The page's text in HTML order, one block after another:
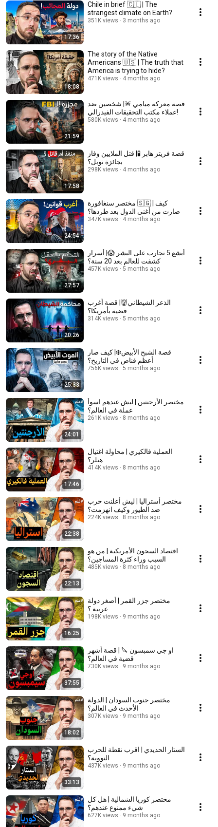
17:36
Chile in brief 🇨🇱 | The
strangest climate on Earth?
351K views 3 months ago
18:08
The story of the Native
Americans 🇺🇸 | The truth that
America is trying to hide?
471K views 4 months ago
21:59
قصة معركة ميامي 🚨| شخصين ضد
عملاء مكتب التحقيقات الفيدرالي!
580K views 4 months ago
17:58
قصة فريتز هابر 🧪| قتل الملايين وفاز
بجائزة نوبل؟
298K views 4 months ago
24:54
مختصر سنغافورة 🇸🇬 | كيف
صارت من أغنى الدول بعد طردها؟
347K views 4 months ago
27:57
أبشع 5 تجارب على البشر 😱| أسرار
كشفت للعالم بعد 20 سنة؟
457K views 5 months ago
20:26
الذعر الشيطاني👹| قصة أغرب
قضية بأمريكا؟
314K views 5 months ago
25:33
قصة الشبح الأبيض❄️| كيف صار
أعظم قناص في التاريخ؟
756K views 5 months ago
24:01
مختصر الأرجنتين | ليش عندهم اسوأ
عملة في العالم؟
261K views 8 months ago
17:46
العملية فالكيري | محاولة اغتيال
هتلر؟
414K views 8 months ago
22:38
مختصر أستراليا | ليش أعلنت حرب
ضد الطيور وكيف انهزمت؟
224K views 8 months ago
22:13
اقتصاد السجون الأمريكية | من هو
السبب وراء كثرة المساجين؟
485K views 8 months ago
16:25
مختصر جزر القمر | أصغر دولة
عربية ؟
198K views 9 months ago
37:55
او جي سمبسون 🔪 | قصة أشهر
قضية في العالم؟
730K views 9 months ago
18:02
مختصر جنوب السودان | الدولة
الأحدث في العالم؟
307K views 9 months ago
33:13
الستار الحديدي | اقرب نقطة للحرب
النووية؟
437K views 9 months ago
مختصر كوريا الشمالية | هل كل
شيء ممنوع عندهم؟
627K views 9 months ago